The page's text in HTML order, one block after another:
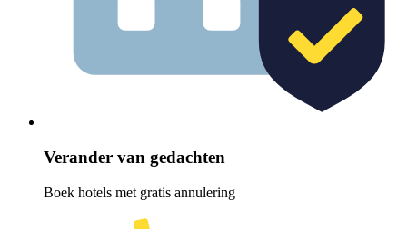
Verander van gedachten
Boek hotels met gratis annulering